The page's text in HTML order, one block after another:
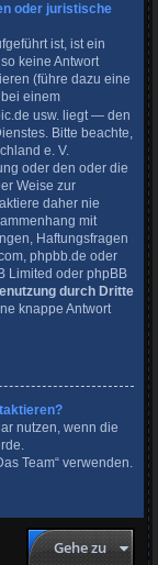
oder juristische
ist, ist ein
keine Antwort
(führe dazu eine
einem
usw. liegt — den
Bitte beachte,
e. V.
oder den oder die
Weise zur
daher nie
mit
Haftungsfragen
phpbb.de oder
Limited oder phpBB
durch Dritte
knappe Antwort
nutzen, wenn die
Team“ verwenden.
Gehe zu